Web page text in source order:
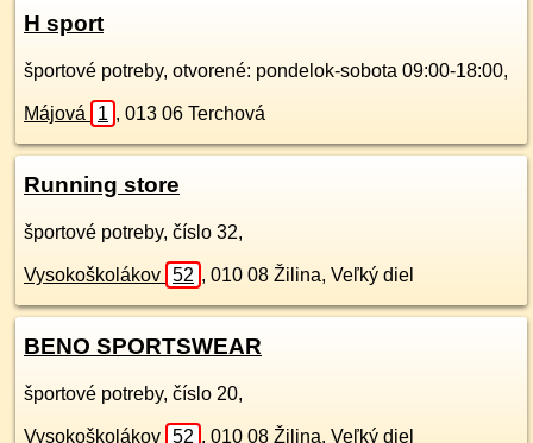
H sport
športové potreby, otvorené: pondelok-sobota 09:00-18:00,
Májová 1 , 013 06 Terchová
Running store
športové potreby, číslo 32,
Vysokoškolákov 52 , 010 08 Žilina, Veľký diel
BENO SPORTSWEAR
športové potreby, číslo 20,
Vysokoškolákov 52 , 010 08 Žilina, Veľký diel